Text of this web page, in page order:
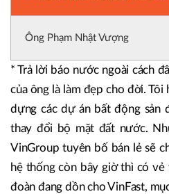
Ông Phạm Nhật Vượng
* Trả lời báo nước ngoài cách
của ông là làm đẹp cho đời. Tôi
dựng các dự án bất động sản
thay đổi bộ mặt đất nước.
VinGroup tuyên bố bán lẻ sẽ
hệ thống còn bây giờ thì có
đoàn đang dồn cho VinFast,